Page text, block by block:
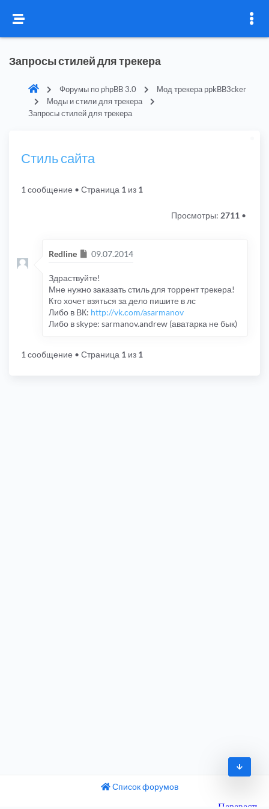
Запросы стилей для трекера
Форумы по phpBB 3.0
Мод трекера ppkBB3cker
Моды и стили для трекера
Запросы стилей для трекера
Стиль сайта
1 сообщение • Страница 1 из 1
Просмотры: 2711 •
Redline Сообщение
09.07.2014
Здраствуйте!
Мне нужно заказать стиль для торрент трекера!
Кто хочет взяться за дело пишите в лс
Либо в ВК: http://vk.com/asarmanov
Либо в skype: sarmanov.andrew (аватарка не бык)
1 сообщение • Страница 1 из 1
Список форумов